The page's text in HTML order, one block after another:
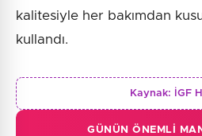
kalitesiyle her bakımdan
kullandı.
Kaynak: İGF
GÜNÜN ÖNEMLI